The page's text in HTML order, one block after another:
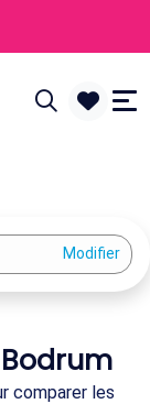
comparer les